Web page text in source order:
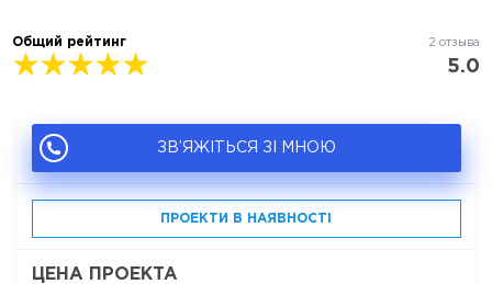
Общий рейтинг 2 отзыва
5.0
ЗВ’ЯЖІТЬСЯ ЗІ МНОЮ
ПРОЕКТИ В НАЯВНОСТІ
ЦЕНА ПРОЕКТА